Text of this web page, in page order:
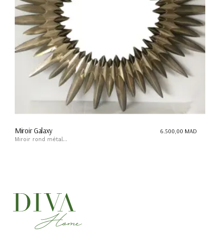
Miroir Galaxy
Miroir rond métal...
6.500,00 MAD